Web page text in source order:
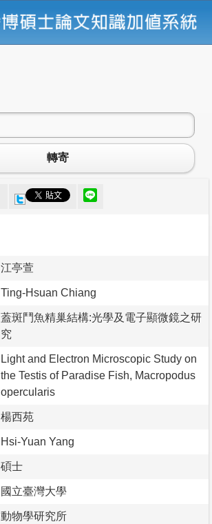
轉寄
江亭萱
Ting-Hsuan Chiang
蓋斑鬥魚精巢結構:光學及電子顯微鏡之研
究
Light and Electron Microscopic Study on
the Testis of Paradise Fish, Macropodus
opercularis
楊西苑
Hsi-Yuan Yang
碩士
國立臺灣大學
動物學研究所